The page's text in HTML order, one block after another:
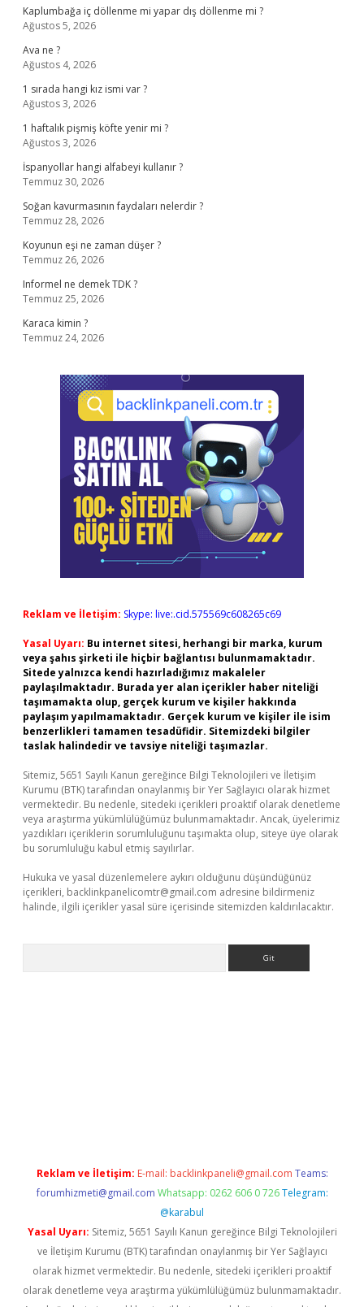
Kaplumbağa iç döllenme mi yapar dış döllenme mi ?
Ağustos 5, 2026
Ava ne ?
Ağustos 4, 2026
1 sırada hangi kız ismi var ?
Ağustos 3, 2026
1 haftalık pişmiş köfte yenir mi ?
Ağustos 3, 2026
İspanyollar hangi alfabeyi kullanır ?
Temmuz 30, 2026
Soğan kavurmasının faydaları nelerdir ?
Temmuz 28, 2026
Koyunun eşi ne zaman düşer ?
Temmuz 26, 2026
Informel ne demek TDK ?
Temmuz 25, 2026
Karaca kimin ?
Temmuz 24, 2026
Reklam ve İletişim: Skype: live:.cid.575569c608265c69
Yasal Uyarı: Bu internet sitesi, herhangi bir marka, kurum
veya şahıs şirketi ile hiçbir bağlantısı bulunmamaktadır.
Sitede yalnızca kendi hazırladığımız makaleler
paylaşılmaktadır. Burada yer alan içerikler haber niteliği
taşımamakta olup, gerçek kurum ve kişiler hakkında
paylaşım yapılmamaktadır. Gerçek kurum ve kişiler ile isim
benzerlikleri tamamen tesadüfidir. Sitemizdeki bilgiler
taslak halindedir ve tavsiye niteliği taşımazlar.
Sitemiz, 5651 Sayılı Kanun gereğince Bilgi Teknolojileri ve İletişim
Kurumu (BTK) tarafından onaylanmış bir Yer Sağlayıcı olarak hizmet
vermektedir. Bu nedenle, sitedeki içerikleri proaktif olarak denetleme
veya araştırma yükümlülüğümüz bulunmamaktadır. Ancak, üyelerimiz
yazdıkları içeriklerin sorumluluğunu taşımakta olup, siteye üye olarak
bu sorumluluğu kabul etmiş sayılırlar.
Hukuka ve yasal düzenlemelere aykırı olduğunu düşündüğünüz
içerikleri, backlinkpanelicomtr@gmail.com adresine bildirmeniz
halinde, ilgili içerikler yasal süre içerisinde sitemizden kaldırılacaktır.
Reklam ve İletişim: E-mail: backlinkpaneli@gmail.com Teams:
forumhizmeti@gmail.com Whatsapp: 0262 606 0 726 Telegram:
@karabul
Yasal Uyarı: Sitemiz, 5651 Sayılı Kanun gereğince Bilgi Teknolojileri
ve İletişim Kurumu (BTK) tarafından onaylanmış bir Yer Sağlayıcı
olarak hizmet vermektedir. Bu nedenle, sitedeki içerikleri proaktif
olarak denetleme veya araştırma yükümlülüğümüz bulunmamaktadır.